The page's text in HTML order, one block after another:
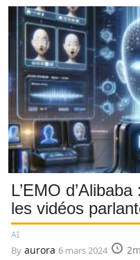
L’EMO
les vidéos
AI
By aurora 6 mars 2024